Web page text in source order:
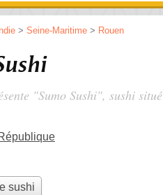
> Seine-Maritime > Rouen
"Sumo Sushi", sushi situé
sushi